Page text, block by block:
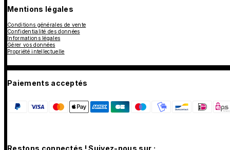
Mentions légales
Conditions générales de vente
Confidentialité des données
Informations légales
Gérer vos données
Propriété intellectuelle
Paiements acceptés